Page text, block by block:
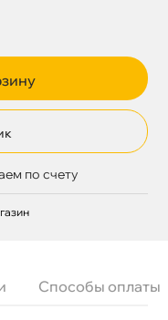
по счету
Способы оплаты